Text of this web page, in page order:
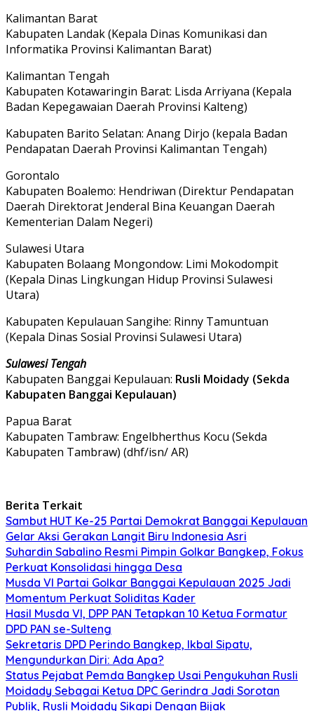
Kalimantan Barat
Kabupaten Landak (Kepala Dinas Komunikasi dan
Informatika Provinsi Kalimantan Barat)
Kalimantan Tengah
Kabupaten Kotawaringin Barat: Lisda Arriyana (Kepala
Badan Kepegawaian Daerah Provinsi Kalteng)
Kabupaten Barito Selatan: Anang Dirjo (kepala Badan
Pendapatan Daerah Provinsi Kalimantan Tengah)
Gorontalo
Kabupaten Boalemo: Hendriwan (Direktur Pendapatan
Daerah Direktorat Jenderal Bina Keuangan Daerah
Kementerian Dalam Negeri)
Sulawesi Utara
Kabupaten Bolaang Mongondow: Limi Mokodompit
(Kepala Dinas Lingkungan Hidup Provinsi Sulawesi
Utara)
Kabupaten Kepulauan Sangihe: Rinny Tamuntuan
(Kepala Dinas Sosial Provinsi Sulawesi Utara)
Sulawesi Tengah
Kabupaten Banggai Kepulauan: Rusli Moidady (Sekda
Kabupaten Banggai Kepulauan)
Papua Barat
Kabupaten Tambraw: Engelbherthus Kocu (Sekda
Kabupaten Tambraw) (dhf/isn/ AR)
Berita Terkait
Sambut HUT Ke-25 Partai Demokrat Banggai Kepulauan
Gelar Aksi Gerakan Langit Biru Indonesia Asri
Suhardin Sabalino Resmi Pimpin Golkar Bangkep, Fokus
Perkuat Konsolidasi hingga Desa
Musda VI Partai Golkar Banggai Kepulauan 2025 Jadi
Momentum Perkuat Soliditas Kader
Hasil Musda VI, DPP PAN Tetapkan 10 Ketua Formatur
DPD PAN se-Sulteng
Sekretaris DPD Perindo Bangkep, Ikbal Sipatu,
Mengundurkan Diri: Ada Apa?
Status Pejabat Pemda Bangkep Usai Pengukuhan Rusli
Moidady Sebagai Ketua DPC Gerindra Jadi Sorotan
Publik, Rusli Moidady Sikapi Dengan Bijak